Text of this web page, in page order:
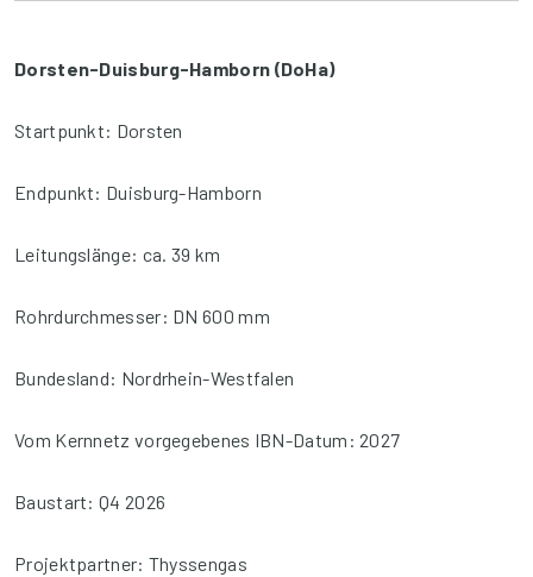
Dorsten-Duisburg-Hamborn (DoHa)
Startpunkt: Dorsten
Endpunkt: Duisburg-Hamborn
Leitungslänge: ca. 39 km
Rohrdurchmesser: DN 600 mm
Bundesland: Nordrhein-Westfalen
Vom Kernnetz vorgegebenes IBN-Datum: 2027
Baustart: Q4 2026
Projektpartner: Thyssengas